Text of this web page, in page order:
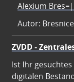
Alexium
Autor:
ZVDD -
Ist Ihr
digitalen